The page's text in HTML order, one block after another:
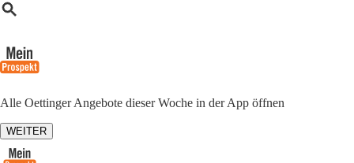
Alle Oettinger Angebote dieser Woche in der App öffnen
WEITER